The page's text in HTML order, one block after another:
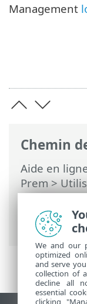
Chemin
Aide en ligne
Prem>
Prem>
Démarrer
Management
We and our
optimized
and serve
collection of
decline all
essential
clicking